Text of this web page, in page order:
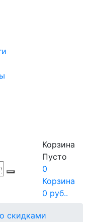
Корзина
Пусто
0
Корзина
0 руб..
скидками